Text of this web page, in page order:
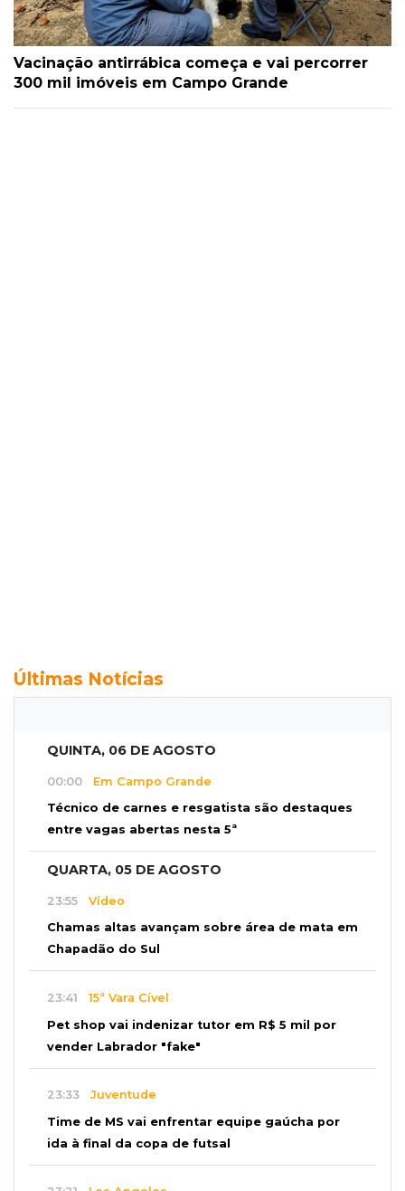
Vacinação antirrábica começa e vai percorrer
300 mil imóveis em Campo Grande
Últimas Notícias
QUINTA, 06 DE AGOSTO
00:00 Em Campo Grande
Técnico de carnes e resgatista são destaques
entre vagas abertas nesta 5ª
QUARTA, 05 DE AGOSTO
23:55 Vídeo
Chamas altas avançam sobre área de mata em
Chapadão do Sul
23:41 15ª Vara Cível
Pet shop vai indenizar tutor em R$ 5 mil por
vender Labrador "fake"
23:33 Juventude
Time de MS vai enfrentar equipe gaúcha por
ida à final da copa de futsal